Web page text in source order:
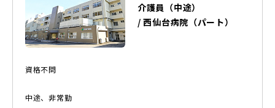
介護員（中途）
/西仙台病院 （パート）
資格不問
中途、非常勤